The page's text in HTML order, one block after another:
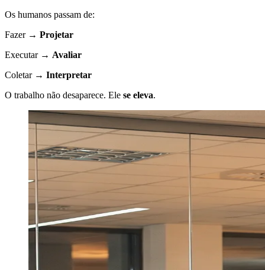
Os humanos passam de:
Fazer → Projetar
Executar → Avaliar
Coletar → Interpretar
O trabalho não desaparece. Ele se eleva.